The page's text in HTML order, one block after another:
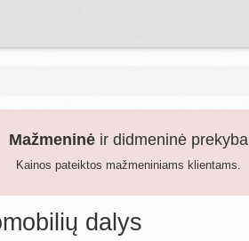
Mažmeninėir didmeninė prekyba
Kainos pateiktos mažmeniniams klientams.
dalys